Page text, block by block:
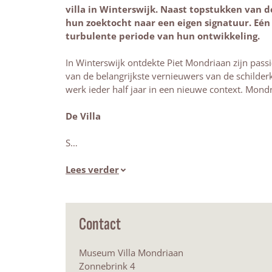
villa in Winterswijk. Naast topstukken van
hun zoektocht naar een eigen signatuur.
turbulente periode van hun ontwikkeling.
In Winterswijk ontdekte Piet Mondriaan zijn
van de belangrijkste vernieuwers van de
werk ieder half jaar in een nieuwe context.
De Villa
S…
Lees verder
Contact
Museum Villa Mondriaan
Zonnebrink 4